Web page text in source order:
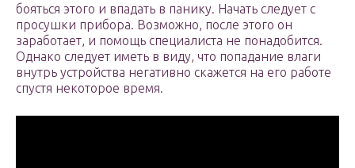
бояться этого и впадать в панику. Начать следует с
просушки прибора. Возможно, после этого он
заработает, и помощь специалиста не понадобится.
Однако следует иметь в виду, что попадание влаги
внутрь устройства негативно скажется на его работе
спустя некоторое время.